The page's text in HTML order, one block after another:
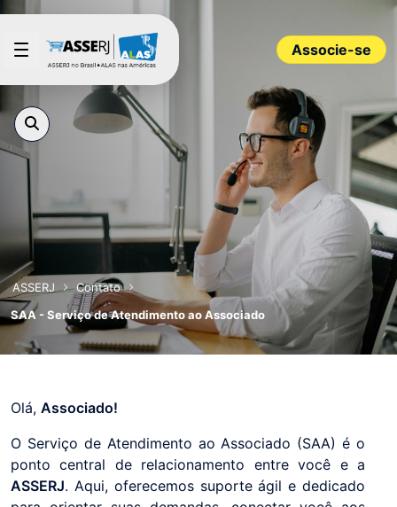
Pular para o Conteúdo principal
Associe-se
ASSERJ
Contato
SAA - Serviço de Atendimento ao Associado
Olá, Associado!
O Serviço de Atendimento ao Associado (SAA) é o
ponto central de relacionamento entre você e a
ASSERJ. Aqui, oferecemos suporte ágil e dedicado